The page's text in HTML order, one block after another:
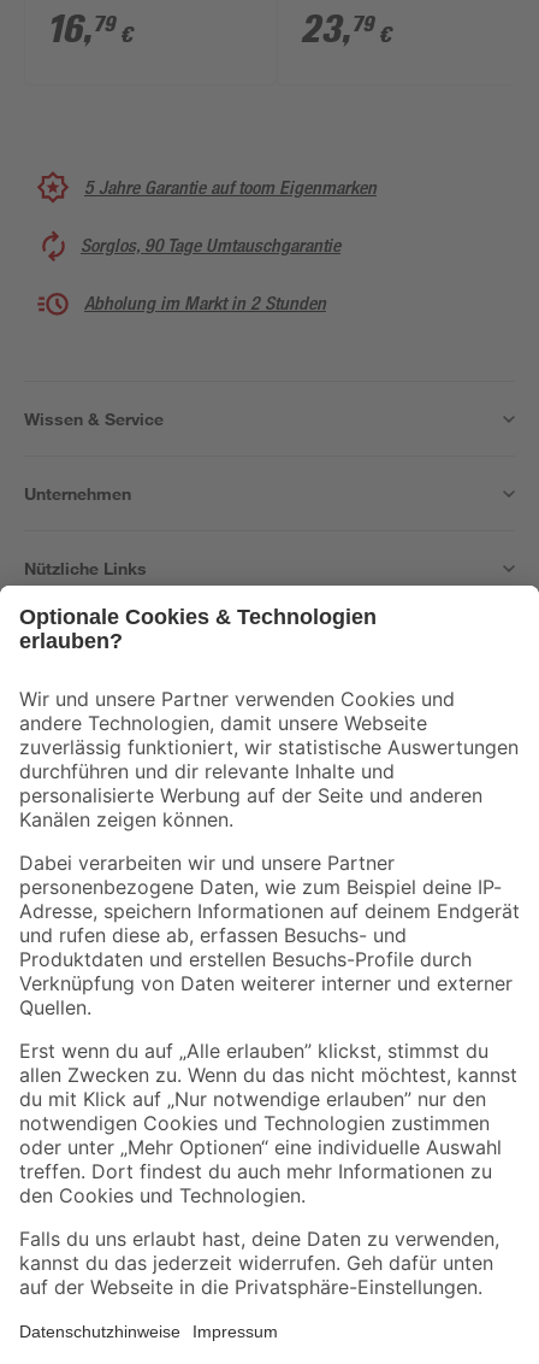
T-Star plus Stahl
verzinkt 245-teilig
16,79 €
plus T20 inkl. Dübel
Typ-SD 160 Stück
23,79 €
5 Jahre Garantie auf toom Eigenmarken
Sorglos, 90 Tage Umtauschgarantie
Abholung im Markt in 2 Stunden
Wissen & Service
Unternehmen
Nützliche Links
Der toom Newsletter: Keine Angebote und Aktionen mehr verpassen!
Zur Newsletter Anmeldung
Folge uns
Zahlungsarten Versandarten
Sicher einkaufen
Jetzt die toom-App herunterladen
Alle Preisangaben in EUR inkl. gesetzl. MwSt.. Die dargestellten Angebote sind unter
Umständen nicht in allen Märkten verfügbar. Die angegebenen Verfügbarkeiten beziehen
Produkte nur solange der Vorrat reicht.
*Paketversand ab 59 € versandkostenfrei, gilt nicht für Artikel mit Speditionsversand, hier